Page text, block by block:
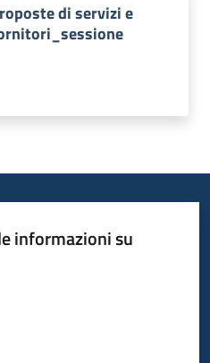
di servizi e
informazioni su